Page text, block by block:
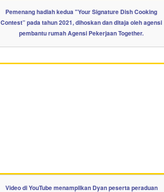
Pemenang hadiah kedua "Your Signature Dish Cooking
Contest” pada tahun 2021, dihoskan dan ditaja oleh agensi
pembantu rumah Agensi Pekerjaan Together.
Video di YouTube menampilkan Dyan peserta peraduan